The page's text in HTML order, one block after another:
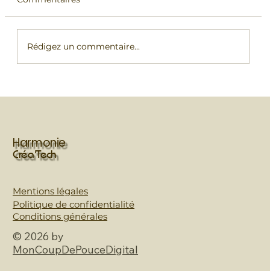
Rédigez un commentaire...
Harmonie
Créa'Tech
Mentions légales
Politique de confidentialité
Conditions générales
© 2026 by
MonCoupDePouceDigital